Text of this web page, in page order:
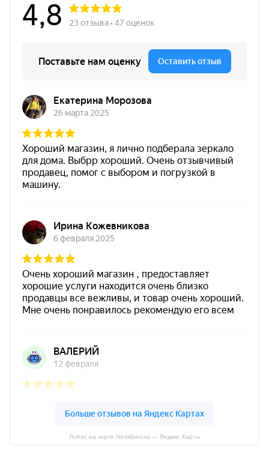
ЛоКос на карте Челябинска — Яндекс Карты